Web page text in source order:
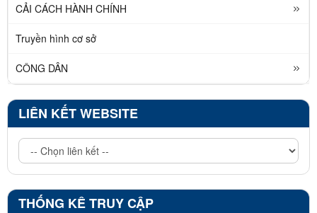
CẢI CÁCH HÀNH CHÍNH
Truyền hình cơ sở
CÔNG DÂN
LIÊN KẾT WEBSITE
THỐNG KÊ TRUY CẬP